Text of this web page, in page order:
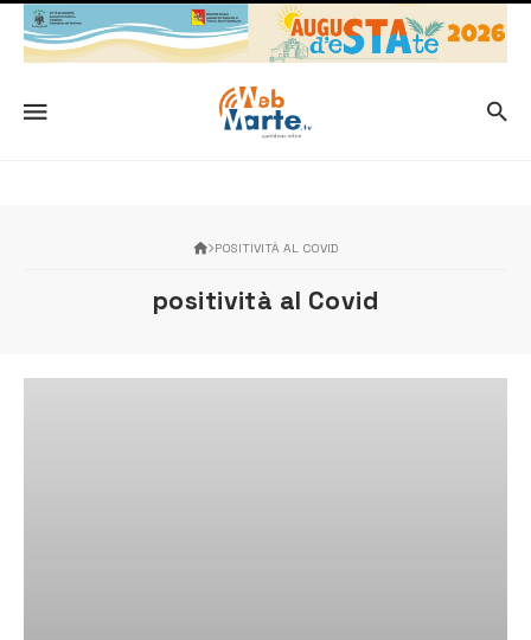
POSITIVITÀ AL COVID
positività al Covid